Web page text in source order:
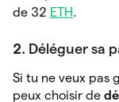
de 32 ETH.
2. Déléguer sa
Si tu ne veux pas
peux choisir de